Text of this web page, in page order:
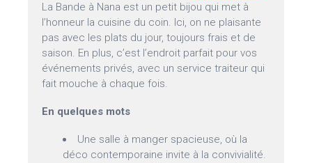
La Bande à Nana est un petit bijou qui met à
l’honneur la cuisine du coin. Ici, on ne plaisante
pas avec les plats du jour, toujours frais et de
saison. En plus, c’est l’endroit parfait pour vos
événements privés, avec un service traiteur qui
fait mouche à chaque fois.
En quelques mots
Une salle à manger spacieuse, où la
déco contemporaine invite à la convivialité.